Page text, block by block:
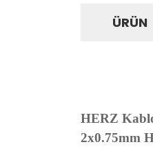
ÜRÜN
HERZ
2x0.75mm